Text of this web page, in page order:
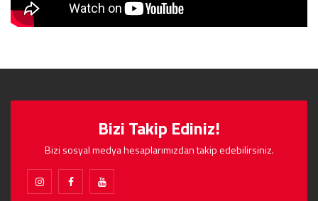
Bizi Takip Ediniz!
Bizi sosyal medya hesaplarımızdan takip edebilirsiniz.